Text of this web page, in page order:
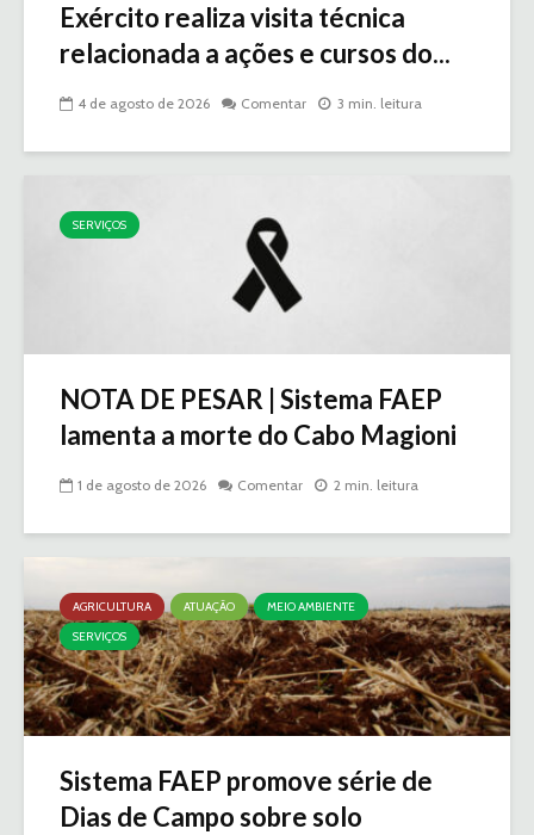
Exército realiza visita técnica
relacionada a ações e cursos do...
4 de agosto de 2026 Comentar 3 min. leitura
SERVIÇOS
NOTA DE PESAR | Sistema FAEP
lamenta a morte do Cabo Magioni
1 de agosto de 2026 Comentar 2 min. leitura
AGRICULTURA ATUAÇÃO
MEIO AMBIENTE
SERVIÇOS
Sistema FAEP promove série de
Dias de Campo sobre solo